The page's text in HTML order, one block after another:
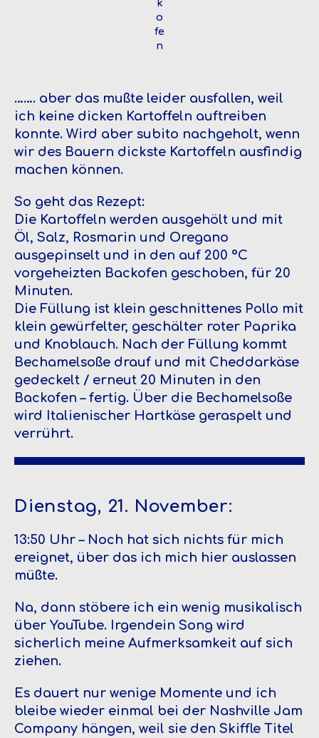
k
o
fe
n
……. aber das mußte leider ausfallen, weil
ich keine dicken Kartoffeln auftreiben
konnte. Wird aber subito nachgeholt, wenn
wir des Bauern dickste Kartoffeln ausfindig
machen können.
So geht das Rezept:
Die Kartoffeln werden ausgehölt und mit
Öl, Salz, Rosmarin und Oregano
ausgepinselt und in den auf 200 °C
vorgeheizten Backofen geschoben, für 20
Minuten.
Die Füllung ist klein geschnittenes Pollo mit
klein gewürfelter, geschälter roter Paprika
und Knoblauch. Nach der Füllung kommt
Bechamelsoße drauf und mit Cheddarkäse
gedeckelt / erneut 20 Minuten in den
Backofen – fertig. Über die Bechamelsoße
wird Italienischer Hartkäse geraspelt und
verrührt.
Dienstag, 21. November:
13:50 Uhr – Noch hat sich nichts für mich
ereignet, über das ich mich hier auslassen
müßte.
Na, dann stöbere ich ein wenig musikalisch
über YouTube. Irgendein Song wird
sicherlich meine Aufmerksamkeit auf sich
ziehen.
Es dauert nur wenige Momente und ich
bleibe wieder einmal bei der Nashville Jam
Company hängen, weil sie den Skiffle Titel